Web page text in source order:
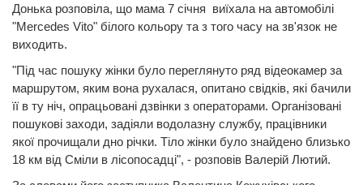
Донька розповіла, що мама 7 січня виїхала на автомобілі
"Mercedes Vito" білого кольору та з того часу на зв'язок не
виходить.
"Під час пошуку жінки було переглянуто ряд відеокамер за
маршрутом, яким вона рухалася, опитано свідків, які бачили
її в ту ніч, опрацьовані дзвінки з операторами. Організовані
пошукові заходи, задіяли водолазну службу, працівники
якої прочищали дно річки. Тіло жінки було знайдено близько
18 км від Сміли в лісопосадці", - розповів Валерій Лютий.